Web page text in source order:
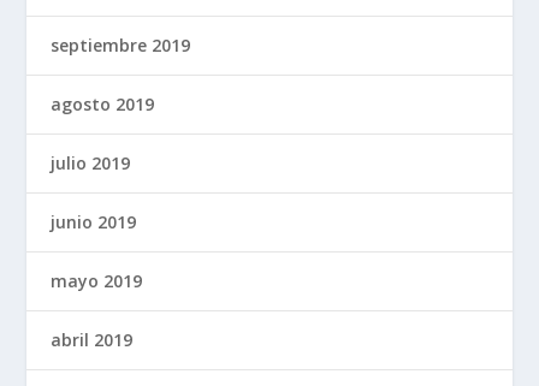
septiembre 2019
agosto 2019
julio 2019
junio 2019
mayo 2019
abril 2019